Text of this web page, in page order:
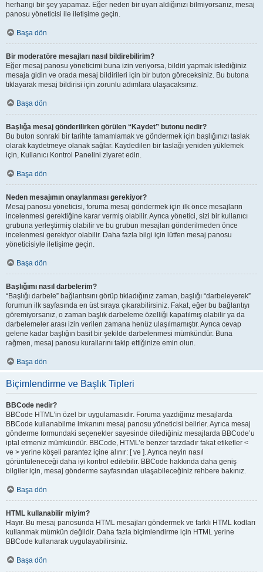
herhangi bir şey yapamaz. Eğer neden bir uyarı aldığınızı bilmiyorsanız, mesaj
panosu yöneticisi ile iletişime geçin.
Başa dön
Bir moderatöre mesajları nasıl bildirebilirim?
Eğer mesaj panosu yöneticimi buna izin veriyorsa, bildiri yapmak istediğiniz
mesaja gidin ve orada mesaj bildirileri için bir buton göreceksiniz. Bu butona
tıklayarak mesaj bildirisi için zorunlu adımlara ulaşacaksınız.
Başa dön
Başlığa mesaj gönderilirken görülen “Kaydet” butonu nedir?
Bu buton sonraki bir tarihte tamamlamak ve göndermek için başlığınızı taslak
olarak kaydetmeye olanak sağlar. Kaydedilen bir taslağı yeniden yüklemek
için, Kullanıcı Kontrol Panelini ziyaret edin.
Başa dön
Neden mesajımın onaylanması gerekiyor?
Mesaj panosu yöneticisi, foruma mesaj göndermek için ilk önce mesajların
incelenmesi gerektiğine karar vermiş olabilir. Ayrıca yönetici, sizi bir kullanıcı
grubuna yerleştirmiş olabilir ve bu grubun mesajları gönderilmeden önce
incelenmesi gerekiyor olabilir. Daha fazla bilgi için lütfen mesaj panosu
yöneticisiyle iletişime geçin.
Başa dön
Başlığımı nasıl darbelerim?
“Başlığı darbele” bağlantısını görüp tıkladığınız zaman, başlığı “darbeleyerek”
forumun ilk sayfasında en üst sıraya çıkarabilirsiniz. Fakat, eğer bu bağlantıyı
göremiyorsanız, o zaman başlık darbeleme özelliği kapatılmış olabilir ya da
darbelemeler arası izin verilen zamana henüz ulaşılmamıştır. Ayrıca cevap
gelene kadar başlığın basit bir şekilde darbelenmesi mümkündür. Buna
rağmen, mesaj panosu kurallarını takip ettiğinize emin olun.
Başa dön
Biçimlendirme ve Başlık Tipleri
BBCode nedir?
BBCode HTML’in özel bir uygulamasıdır. Foruma yazdığınız mesajlarda
BBCode kullanabilme imkanını mesaj panosu yöneticisi belirler. Ayrıca mesaj
gönderme formundaki seçenekler sayesinde dilediğiniz mesajlarda BBCode’u
iptal etmeniz mümkündür. BBCode, HTML’e benzer tarzdadır fakat etiketler <
ve > yerine köşeli parantez içine alınır: [ ve ]. Ayrıca neyin nasıl
görüntüleneceği daha iyi kontrol edilebilir. BBCode hakkında daha geniş
bilgiler için, mesaj gönderme sayfasından ulaşabileceğiniz rehbere bakınız.
Başa dön
HTML kullanabilir miyim?
Hayır. Bu mesaj panosunda HTML mesajları göndermek ve farklı HTML kodları
kullanmak mümkün değildir. Daha fazla biçimlendirme için HTML yerine
BBCode kullanarak uygulayabilirsiniz.
Başa dön